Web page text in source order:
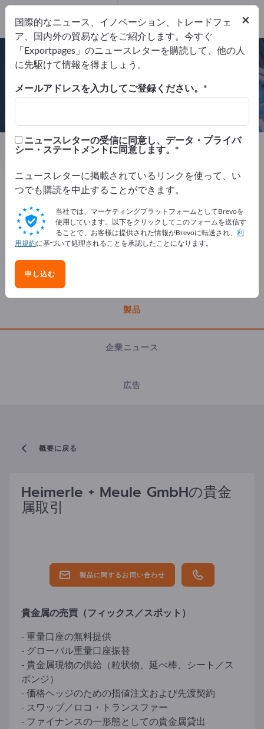
製造元 ドイツ
Website
DIN EN ISO 9001
DIN EN ISO 13485
LBMA Zertifikat - Good Delivery
Responsible Gold Guidance
製品
企業ニュース
広告
DIN EN ISO 9001
DIN EN ISO 13485
LBMA Zertifikat - Good Delivery
概要に戻る
Heimerle + Meule GmbHの貴金
属取引
製品に関するお問い合わせ
貴金属の売買（フィックス／スポット）
- 重量口座の無料提供
- グローバル重量口座振替
- 貴金属現物の供給（粒状物、延べ棒、シート／ス
ポンジ）
- 価格ヘッジのための指値注文および先渡契約
- スワップ／ロコ・トランスファー
- ファイナンスの一形態としての貴金属貸出
×
国際的なニュース、イノベーション、トレードフェ
ア、国内外の貿易などをご紹介します。今すぐ
「Exportpages」のニュースレターを購読して、他の人
に先駆けて情報を得ましょう。
メールアドレスを入力してご登録ください。
ニュースレターの受信に同意し、データ・プライバ
シー・ステートメントに同意します。
ニュースレターに掲載されているリンクを使って、い
つでも購読を中止することができます。
当社では、マーケティングプラットフォームとしてBrevoを
使用しています。以下をクリックしてこのフォームを送信す
ることで、お客様は提供された情報がBrevoに転送され、 利
用規約に基づいて処理されることを承認したことになります。
申し込む